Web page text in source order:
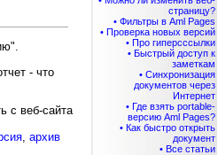
- что
с веб-сайта
архив
страницу?
• Фильтры в Aml Pages
• Проверка новых версий
• Про гиперсссылки
• Быстрый доступ к
заметкам
• Синхронизация
документов через
Интернет
• Где взять portable-
версию Aml Pages?
• Как быстро открыть
документ
• Все статьи